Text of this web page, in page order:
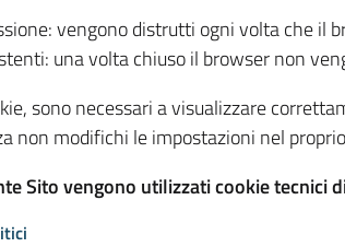
vengono distrutti ogni volta che il
una volta chiuso il browser non
sono necessari a visualizzare
non modifichi le impostazioni nel
Sito vengono utilizzati cookie tecnici